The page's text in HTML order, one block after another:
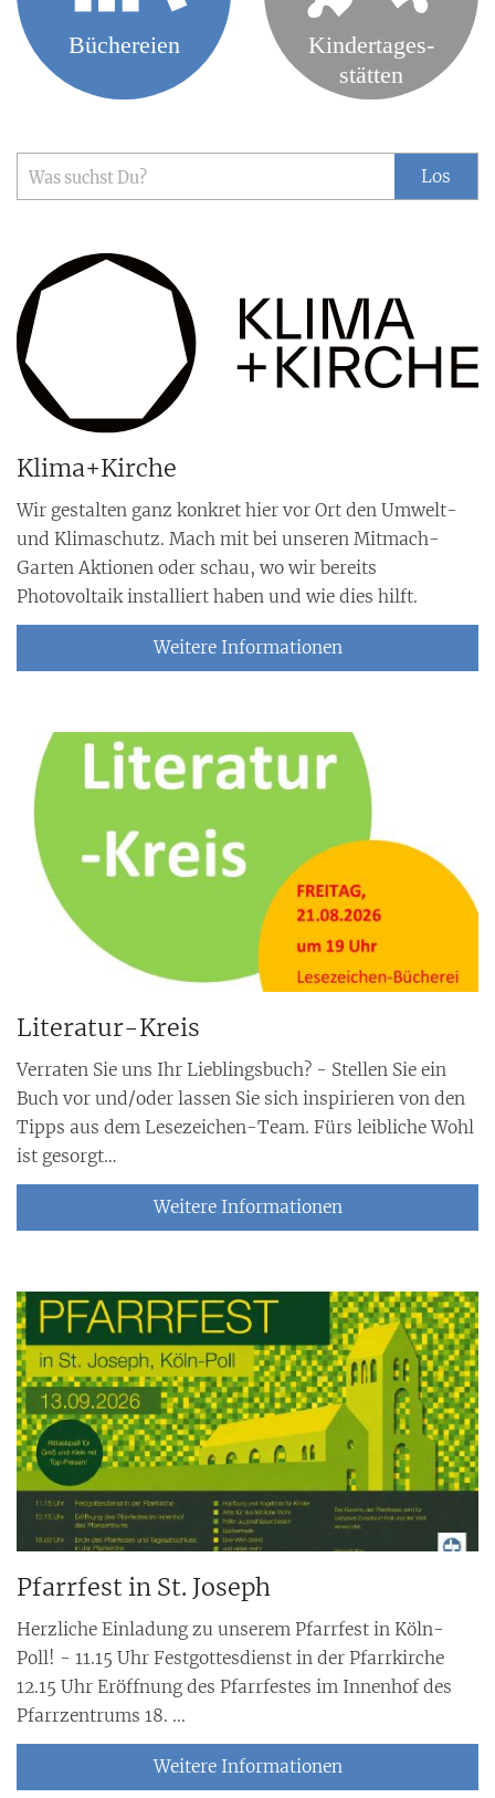
Los
Klima+Kirche
Wir gestalten ganz konkret hier vor Ort den Umwelt-
und Klimaschutz. Mach mit bei unseren Mitmach-
Garten Aktionen oder schau, wo wir bereits
Photovoltaik installiert haben und wie dies hilft.
Weitere Informationen
Literatur-Kreis
Verraten Sie uns Ihr Lieblingsbuch? - Stellen Sie ein
Buch vor und/oder lassen Sie sich inspirieren von den
Tipps aus dem Lesezeichen-Team. Fürs leibliche Wohl
ist gesorgt…
Weitere Informationen
Pfarrfest in St. Joseph
Herzliche Einladung zu unserem Pfarrfest in Köln-
Poll! - 11.15 Uhr Festgottesdienst in der Pfarrkirche
12.15 Uhr Eröffnung des Pfarrfestes im Innenhof des
Pfarrzentrums 18. ...
Weitere Informationen